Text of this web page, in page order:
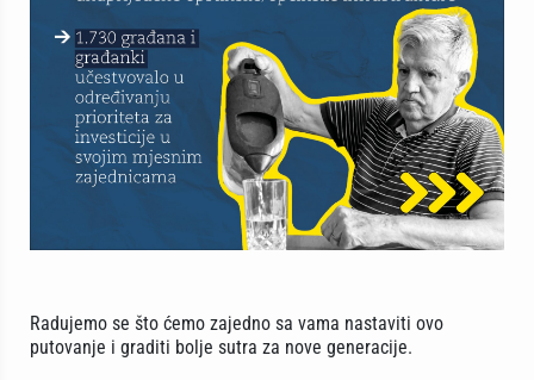
Radujemo se što ćemo zajedno sa vama nastaviti ovo
putovanje i graditi bolje sutra za nove generacije.